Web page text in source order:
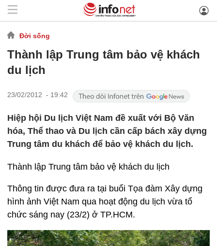
Đời sống
Thành lập Trung tâm bảo vệ khách
du lịch
23/02/2012 - 19:42
Hiệp hội Du lịch Việt Nam đề xuất với Bộ Văn
hóa, Thể thao và Du lịch cần cấp bách xây dựng
Trung tâm du khách để bảo vệ khách du lịch.
Thành lập Trung tâm bảo vệ khách du lịch
Thông tin được đưa ra tại buổi Tọa đàm Xây dựng
hình ảnh Việt Nam qua hoạt động du lịch vừa tổ
chức sáng nay (23/2) ở TP.HCM.